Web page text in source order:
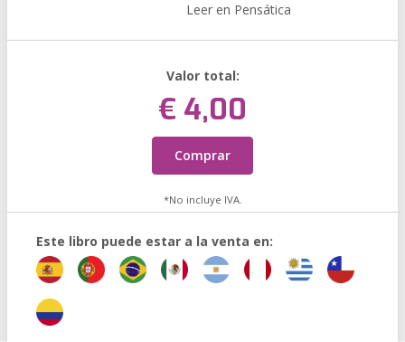
Leer en Pensática
Valor total:
€ 4,00
Comprar
*No incluye IVA.
Este libro puede estar a la venta en: